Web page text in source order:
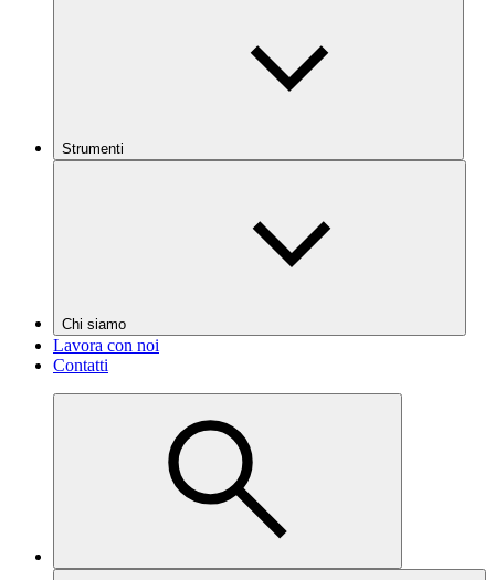
Strumenti
Chi siamo
Lavora con noi
Contatti